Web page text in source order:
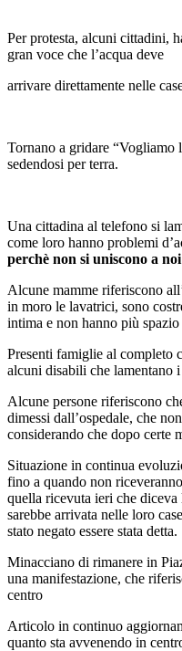
Per protesta, alcuni cittadini,
gran voce che l’acqua deve
arrivare direttamente nelle
Tornano a gridare “Vogliamo
sedendosi per terra.
Una cittadina al telefono si
come loro hanno problemi
perchè non si uniscono a
Alcune mamme riferiscono
in moro le lavatrici, sono
intima e non hanno più
Presenti famiglie al completo
alcuni disabili che lamentano
Alcune persone riferiscono
dimessi dall’ospedale, che
considerando che dopo certe
Situazione in continua
fino a quando non
quella ricevuta ieri che
sarebbe arrivata nelle loro
stato negato essere stata detta.
Minacciano di rimanere in
una manifestazione, che
centro
Articolo in continuo
quanto sta avvenendo in